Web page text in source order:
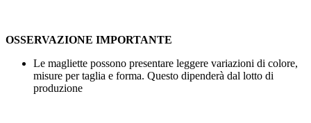
OSSERVAZIONE IMPORTANTE
Le magliette possono presentare leggere variazioni di colore,
misure per taglia e forma. Questo dipenderà dal lotto di
produzione